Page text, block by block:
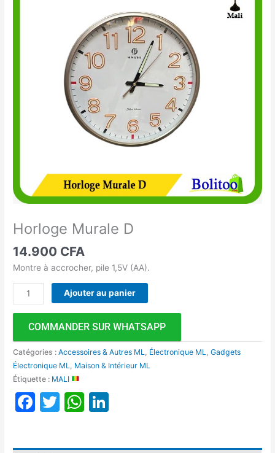
Horloge Murale D
14.900 CFA
Montre à accrocher, pile 1,5V (AA).
Ajouter au panier
COMMANDER SUR WHATSAPP
Catégories :Accessoires & Autres ML Électronique ML ,Gadgets
Électronique ML
Maison & Intérieur ML
Étiquette : MALI
Facebook
TwitterWhatsApp